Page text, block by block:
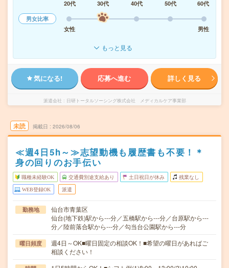
20代
30代 40代 50代
60代
男女比率
女性
男性
もっと見る
気になる! 応募へ進む 詳しく見る
派遣会社 日研トータルソーシング株式会社 メディカルケア事業部
未読 掲載日 2026/08/06
≪週4日5h～≫志望動機も履歴書も不要！＊
身の回りのお手伝い
職種未経験OK 交通費別途支給あり 土日祝日が休み 残業なし
WEB登録OK 派遣
勤務地
仙台市青葉区
仙台(地下鉄)駅から---分／五橋駅から---分／台原駅から---
分／陸前落合駅から---分／勾当台公園駅から---分
曜日頻度
週4日～OK■曜日固定の相談OK！■希望の曜日があればご
相談ください！